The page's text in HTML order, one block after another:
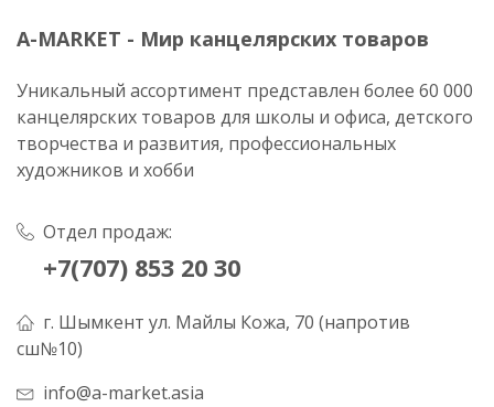
A-MARKET - Мир канцелярских товаров
Уникальный ассортимент представлен более 60 000
канцелярских товаров для школы и офиса, детского
творчества и развития, профессиональных
художников и хобби
Отдел продаж:
+7(707) 853 20 30
г. Шымкент ул. Майлы Кожа, 70 (напротив
сш№10)
info@a-market.asia